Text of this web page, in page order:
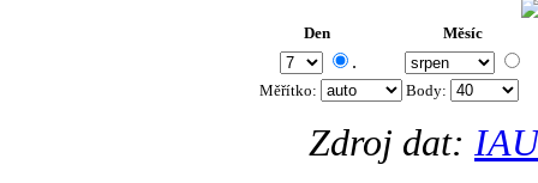
Den Měsíc
.
Měřítko: Body:
Zdroj dat: